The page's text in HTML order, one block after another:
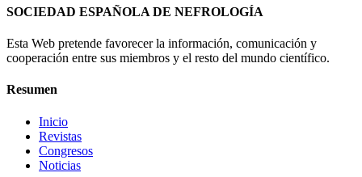
SOCIEDAD ESPAÑOLA DE NEFROLOGÍA
Esta Web pretende favorecer la información, comunicación y
cooperación entre sus miembros y el resto del mundo científico.
Resumen
Inicio
Revistas
Congresos
Noticias